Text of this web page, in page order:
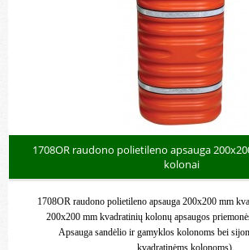
1708OR raudono polietileno apsauga
kolonai
1708OR raudono polietileno apsauga 200x200 mm
200x200 mm kvadratinių kolonų apsaugos
Apsauga sandėlio ir gamyklos kolonoms bei
kvadratinėms kolonoms).